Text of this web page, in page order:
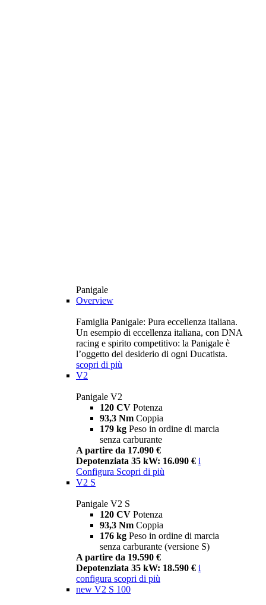
Panigale
Overview
Famiglia Panigale: Pura eccellenza italiana.
Un esempio di eccellenza italiana, con DNA
racing e spirito competitivo: la Panigale è
l’oggetto del desiderio di ogni Ducatista.
scopri di più
V2
Panigale V2
120 CV Potenza
93,3 Nm Coppia
179 kg Peso in ordine di marcia
senza carburante
A partire da 17.090 €
Depotenziata 35 kW: 16.090 € i
Configura Scopri di più
V2 S
Panigale V2 S
120 CV Potenza
93,3 Nm Coppia
176 kg Peso in ordine di marcia
senza carburante (versione S)
A partire da 19.590 €
Depotenziata 35 kW: 18.590 € i
configura scopri di più
new V2 S 100